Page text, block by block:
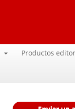
Productos